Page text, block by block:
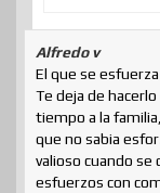
Alfredo v
El que se
Te deja de
tiempo a la
que no sabia
valioso cuando se
esfuerzos con